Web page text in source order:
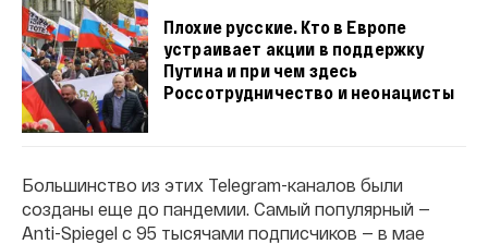
Плохие русские. Кто в Европе
устраивает акции в поддержку
Путина и при чем здесь
Россотрудничество и неонацисты
Большинство из этих Telegram-каналов были
созданы еще до пандемии. Самый популярный —
Anti-Spiegel с 95 тысячами подписчиков — в мае